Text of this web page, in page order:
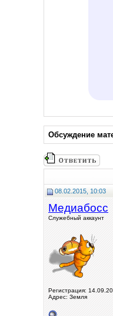
Обсуждение
08.02.2015, 10:03
Медиабосс
Служебный аккаунт
Регистрация:
Адрес: Земля